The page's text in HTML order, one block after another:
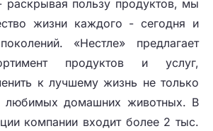
раскрывая пользу продуктов, мы
жизни каждого - сегодня и
«Нестле» предлагает
продуктов и услуг,
к лучшему жизнь не только
домашних животных. В
компании входит более 2 тыс.